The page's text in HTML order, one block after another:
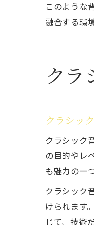
このような
融合する環
クラ
クラシッ
クラシック
の目的やレ
も魅力の一
クラシック
けられます
じて、技術